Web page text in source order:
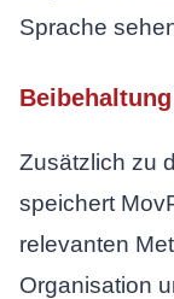
Sprache
Zusätzlich zu
speichert
relevanten
Organisation